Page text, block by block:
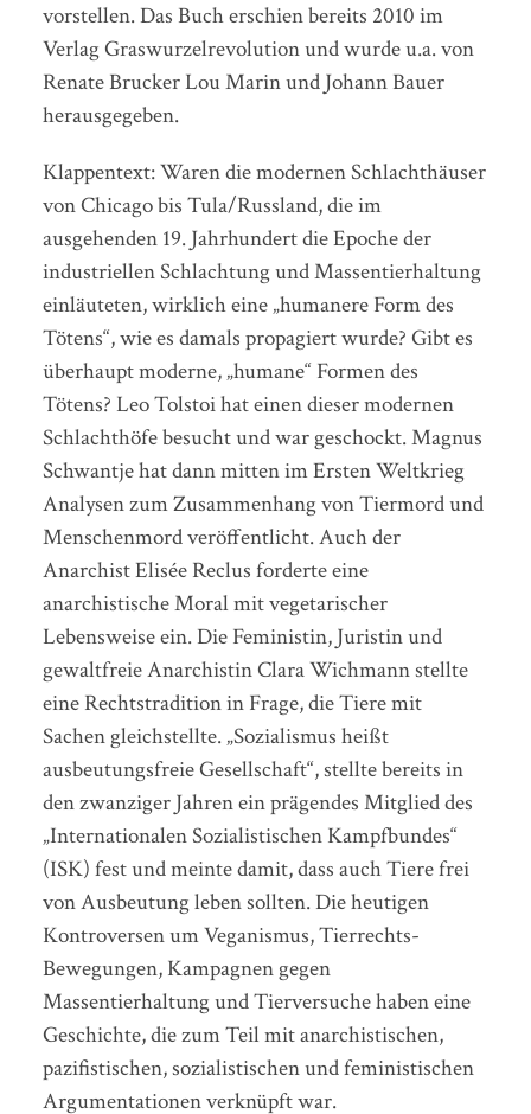
vorstellen. Das Buch erschien bereits 2010 im
Verlag Graswurzelrevolution und wurde u.a. von
Renate Brucker Lou Marin und Johann Bauer
herausgegeben.
Klappentext: Waren die modernen Schlachthäuser
von Chicago bis Tula/Russland, die im
ausgehenden 19. Jahrhundert die Epoche der
industriellen Schlachtung und Massentierhaltung
einläuteten, wirklich eine „humanere Form des
Tötens“, wie es damals propagiert wurde? Gibt es
überhaupt moderne, „humane“ Formen des
Tötens? Leo Tolstoi hat einen dieser modernen
Schlachthöfe besucht und war geschockt. Magnus
Schwantje hat dann mitten im Ersten Weltkrieg
Analysen zum Zusammenhang von Tiermord und
Menschenmord veröffentlicht. Auch der
Anarchist Elisée Reclus forderte eine
anarchistische Moral mit vegetarischer
Lebensweise ein. Die Feministin, Juristin und
gewaltfreie Anarchistin Clara Wichmann stellte
eine Rechtstradition in Frage, die Tiere mit
Sachen gleichstellte. „Sozialismus heißt
ausbeutungsfreie Gesellschaft“, stellte bereits in
den zwanziger Jahren ein prägendes Mitglied des
„Internationalen Sozialistischen Kampfbundes“
(ISK) fest und meinte damit, dass auch Tiere frei
von Ausbeutung leben sollten. Die heutigen
Kontroversen um Veganismus, Tierrechts-
Bewegungen, Kampagnen gegen
Massentierhaltung und Tierversuche haben eine
Geschichte, die zum Teil mit anarchistischen,
pazifistischen, sozialistischen und feministischen
Argumentationen verknüpft war.